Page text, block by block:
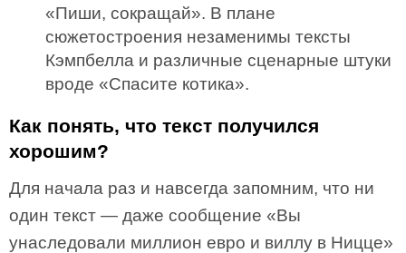
«Пиши, сокращай». В плане
сюжетостроения незаменимы тексты
Кэмпбелла и различные сценарные штуки
вроде «Спасите котика».
Как понять, что текст получился
хорошим?
Для начала раз и навсегда запомним, что ни
один текст — даже сообщение «Вы
унаследовали миллион евро и виллу в Ницце»